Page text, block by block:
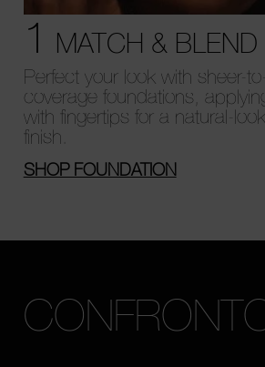
1 MATCH & BLEND
Perfect your look with sheer-
coverage foundations,
with fingertips for a natural-
finish.
SHOP FOUNDATION